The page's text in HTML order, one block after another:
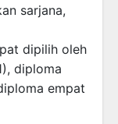
sarjana,
dipilih oleh
diploma
empat